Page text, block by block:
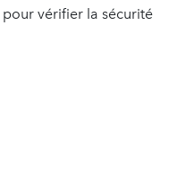
pour vérifier la sécurité